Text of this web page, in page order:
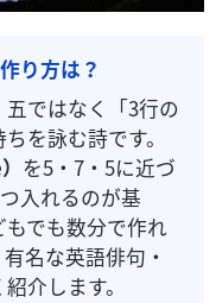
り方は？
ではなく「3行の
を詠む詩です。
を5・7・5に近づ
入れるのが基
でも数分で作れ
名な英語俳句・
介します。